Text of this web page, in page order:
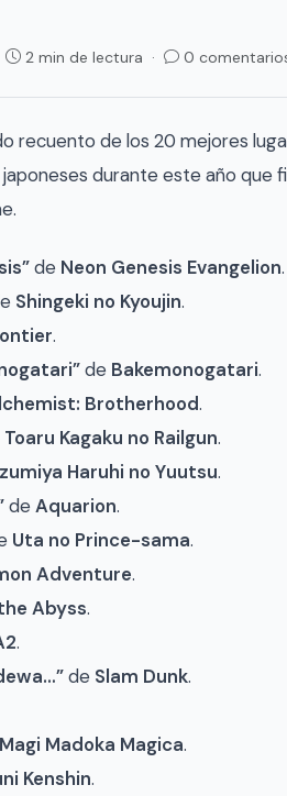
2 min de lectura · 0
recuento de los 20 mejores
durante este año que
de Neon Genesis Evangelion.
Shingeki no Kyoujin.
.
de Bakemonogatari.
Brotherhood.
Toaru Kagaku no Railgun.
Haruhi no Yuutsu.
de Aquarion.
Uta no Prince-sama.
Adventure.
Abyss.
.
de Slam Dunk.
Madoka Magica.
Kenshin.